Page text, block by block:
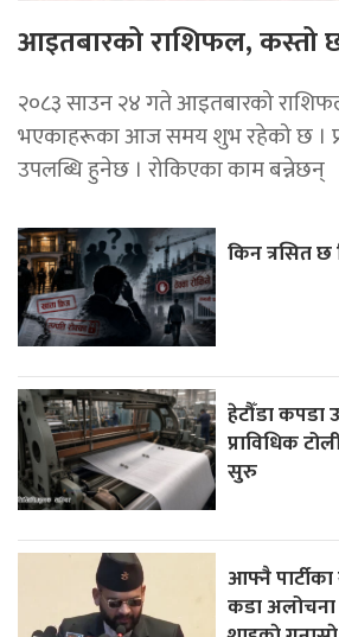
आइतबारको राशिफल, कस्तो
२०८३ साउन २४ गते आइतबारको
भएकाहरूका आज समय शुभ रहेको छ ।
उपलब्धि हुनेछ । रोकिएका काम बन्नेछन्
किन त्रसित छ
हेटौँडा कपडा
प्राविधिक
सुरु
आफ्नै
कडा अलोचना